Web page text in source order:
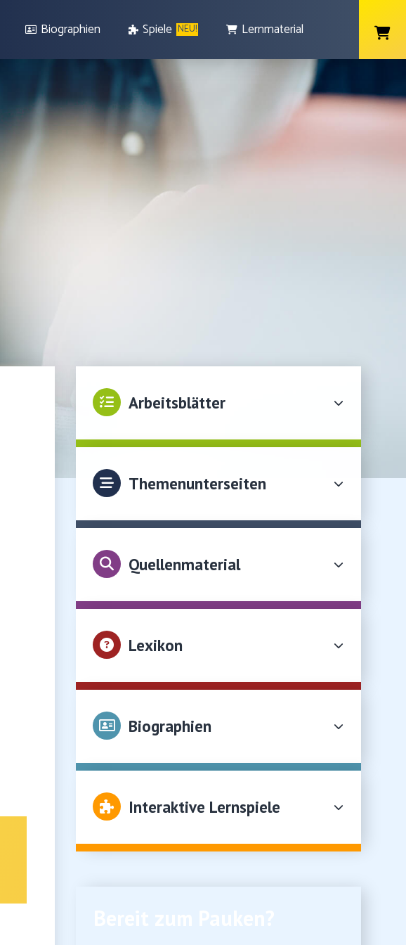
Biographien Spiele NEU! Lernmaterial
Arbeitsblätter
Themenunterseiten
Quellenmaterial
Lexikon
Biographien
Interaktive Lernspiele